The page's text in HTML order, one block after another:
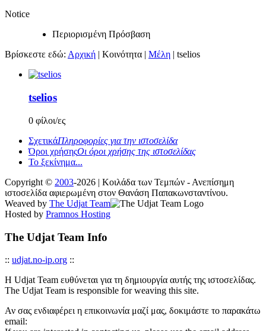
Notice
Περιορισμένη Πρόσβαση
Βρίσκεστε εδώ: Αρχική | Κοινότητα | Μέλη | tselios
tselios
0 φίλοι/ες
ΣχετικάΠληροφορίες για την ιστοσελίδα
Όροι χρήσηςΟι όροι χρήσης της ιστοσελίδας
Το ξεκίνημα...
Copyright © 2003-2026 | Κοιλάδα των Τεμπών - Ανεπίσημη
ιστοσελίδα αφιερωμένη στον Θανάση Παπακωνσταντίνου.
Weaved by The Udjat Team
Hosted by Pramnos Hosting
The Udjat Team Info
:: udjat.no-ip.org ::
Η Udjat Team ευθύνεται για τη δημιουργία αυτής της ιστοσελίδας.
The Udjat Team is responsible for weaving this site.
Αν σας ενδιαφέρει η επικοινωνία μαζί μας, δοκιμάστε το παρακάτω
email: